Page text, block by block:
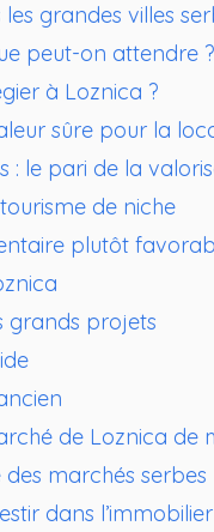
grandes villes
peut-on attendre ?
à Loznica ?
sûre pour la
: le pari de la
de niche
plutôt
grands projets
de Loznica de
marchés serbes
dans